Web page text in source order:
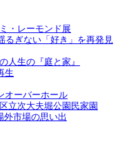
・レーモンド展
るぎない「好き」を再発見
人生の『庭と家』
生
オーバーホール
立次大夫堀公園民家園
外市場の思い出